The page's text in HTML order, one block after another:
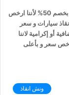
ونش انقاذ السويسي اسرع وارخص ونش انقاذ سيارات بخصم 50% لأننا ارخص
سيارات و سعر
أو إكرامية لاننا
بارخص سعر و بأعلى
ونش انقاذ